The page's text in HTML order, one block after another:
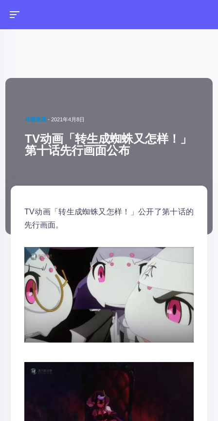
动画资讯 -2021年4月8日
TV动画「转生成蜘蛛又怎样！」
第十话先行画面公布
TV动画「转生成蜘蛛又怎样！」公开了第十话的
先行画面。